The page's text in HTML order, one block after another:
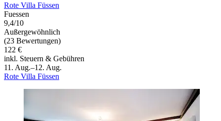
Rote Villa Füssen
Fuessen
9,4/10
Außergewöhnlich
(23 Bewertungen)
122 €
inkl. Steuern & Gebühren
11. Aug.–12. Aug.
Rote Villa Füssen